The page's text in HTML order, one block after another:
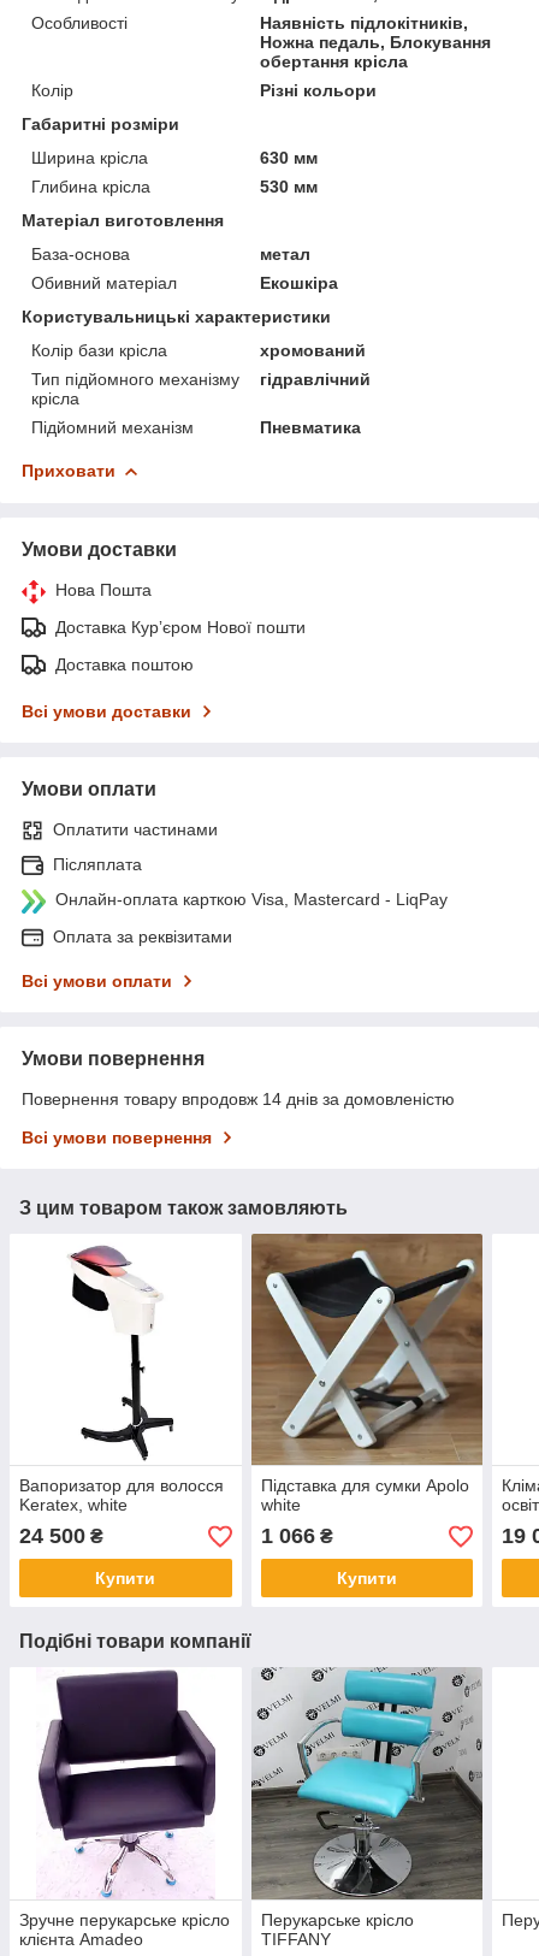
Особливості
Наявність підлокітників,
Ножна педаль, Блокування
обертання крісла
Колір
Різні кольори
Габаритні розміри
Ширина крісла
630 мм
Глибина крісла
530 мм
Матеріал виготовлення
База-основа
метал
Обивний матеріал
Екошкіра
Користувальницькі характеристики
Колір бази крісла
хромований
Тип підйомного механізму
крісла
гідравлічний
Підйомний механізм Пневматика
Приховати
Умови доставки
Нова Пошта
Доставка Курʼєром Нової пошти
Доставка поштою
Всі умови доставки
Умови оплати
Оплатити частинами
Післяплата
Онлайн-оплата карткою Visa, Mastercard - LiqPay
Оплата за реквізитами
Всі умови оплати
Умови повернення
Повернення товару впродовж 14 днів за домовленістю
Всі умови повернення
З цим товаром також замовляють
Вапоризатор для волосся
Keratex, white
24 500 ₴
Купити
Підставка для сумки Apolo
white
1 066₴
Купити
19
Подібні товари компанії
Зручне перукарське крісло
клієнта Amadeo
Перукарське крісло
TIFFANY